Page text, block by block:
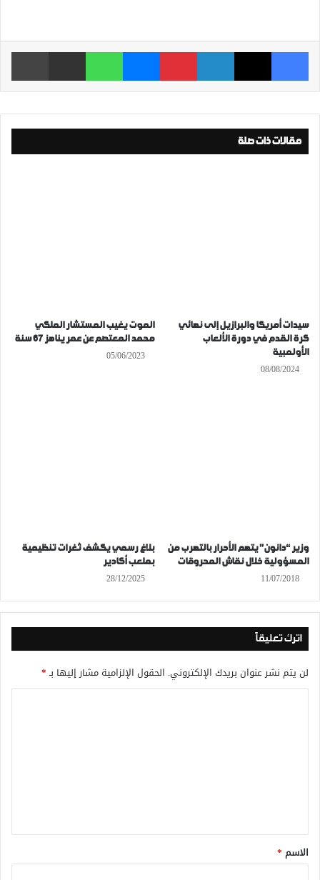
فيسبوك ‫X لينكدإن بينتيريست ماسنجر واتساب مشاركة عبر البريد
مقالات ذات صلة
سيدات أمريكا والبرازيل إلى نهائي
كرة القدم في دورة الألعاب
الأولمبية
08/08/2024
الموت يغيب المستشار الملكي
محمد المعتصم عن عمر يناهز 67 سنة
05/06/2023
وزير “دانون” يتهم الأحرار بالتهرب من
المسؤولية خلال نقاش المحروقات
11/07/2018
بلاغ رسمي يكشف ثغرات تنظيمية
بملعب أكادير
28/12/2025
اترك تعليقاً
لن يتم نشر عنوان بريدك الإلكتروني. الحقول الإلزامية مشار إليها بـ*
*
الاسم *